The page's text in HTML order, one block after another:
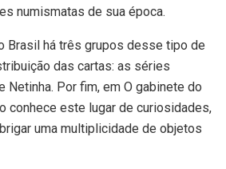
numismatas de sua época.
Brasil há três grupos desse tipo de
das cartas: as séries
Netinha. Por fim, em O gabinete do
conhece este lugar de curiosidades,
uma multiplicidade de objetos